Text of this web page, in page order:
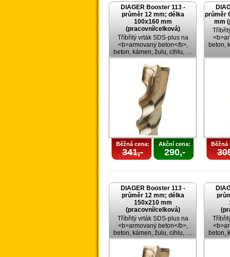
DIAGER Booster 113 -
průměr 12 mm; délka
100x160 mm
(pracovní/celková)
Tříbřitý vrták SDS-plus na
<b>armovaný beton</b>,
beton, kámen, žulu, cihlu, …
Běžná cena:
341,-
Akční cena:
290,-
průměr
mm
beton,
Běžná
DIAGER Booster 113 -
průměr 12 mm; délka
150x210 mm
(pracovní/celková)
Tříbřitý vrták SDS-plus na
<b>armovaný beton</b>,
beton, kámen, žulu, cihlu, …
beton,